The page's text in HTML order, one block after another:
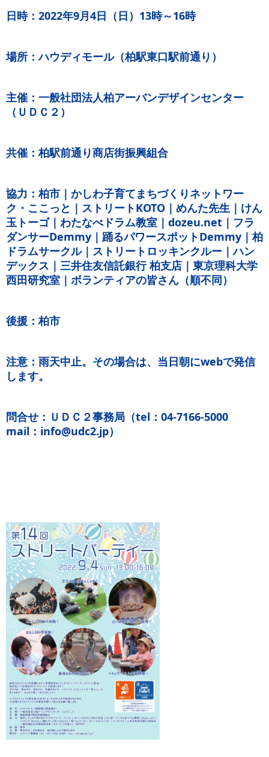
日時：2022年9月4日（日）13時～16時
場所：ハウディモール（柏駅東口駅前通り）
主催：一般社団法人柏アーバンデザインセンター
（ＵＤＣ２）
共催：柏駅前通り商店街振興組合
協力：柏市｜かしわ子育てまちづくりネットワー
ク・ここっと｜ストリートKOTO｜めんた先生｜けん
玉トーゴ｜わたなべドラム教室｜dozeu.net｜フラ
ダンサーDemmy｜踊るパワースポットDemmy｜柏
ドラムサークル｜ストリートロッキンクルー｜ハン
デックス｜三井住友信託銀行 柏支店｜東京理科大学
西田研究室｜ボランティアの皆さん（順不同）
後援：柏市
注意：雨天中止。その場合は、当日朝にwebで発信
します。
問合せ：ＵＤＣ２事務局（tel：04-7166-5000
mail：info@udc2.jp）